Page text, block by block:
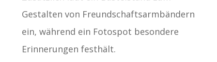
Gestalten von Freundschaftsarmbändern
ein, während ein Fotospot besondere
Erinnerungen festhält.